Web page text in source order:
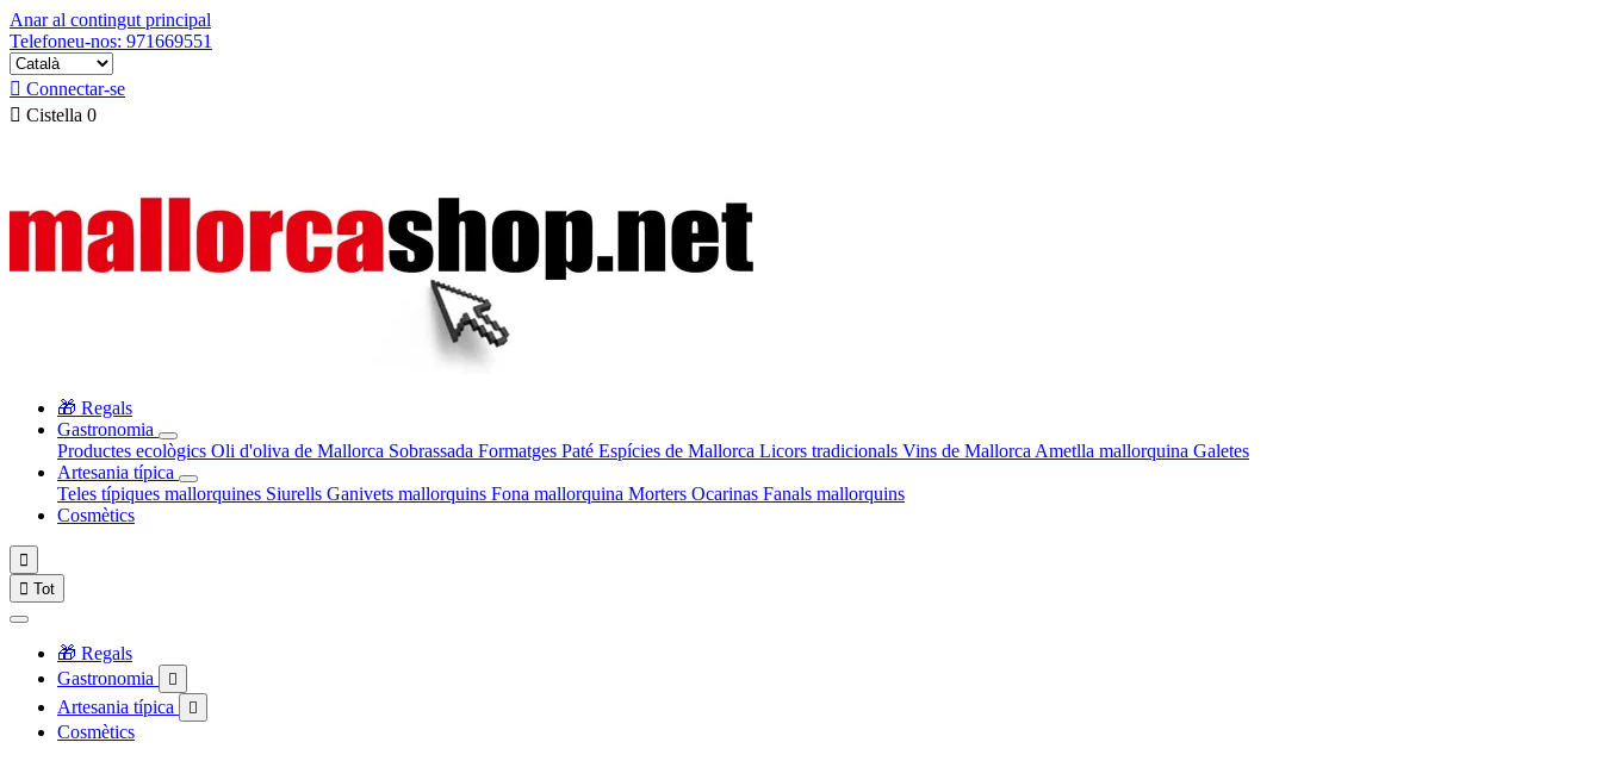
Anar al contingut principal
Telefoneu-nos: 971669551
 Connectar-se
 Cistella 0
🎁 Regals
Gastronomia
Productes ecològics Oli d'oliva de Mallorca Sobrassada Formatges Paté Espícies de Mallorca Licors tradicionals Vins de Mallorca Ametlla mallorquina Galetes
Artesania típica
Teles típiques mallorquines Siurells Ganivets mallorquins Fona mallorquina Morters Ocarinas Fanals mallorquins
Cosmètics

 Tot
🎁 Regals
Gastronomia

Artesania típica 
Cosmètics